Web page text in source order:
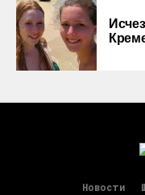
Новости